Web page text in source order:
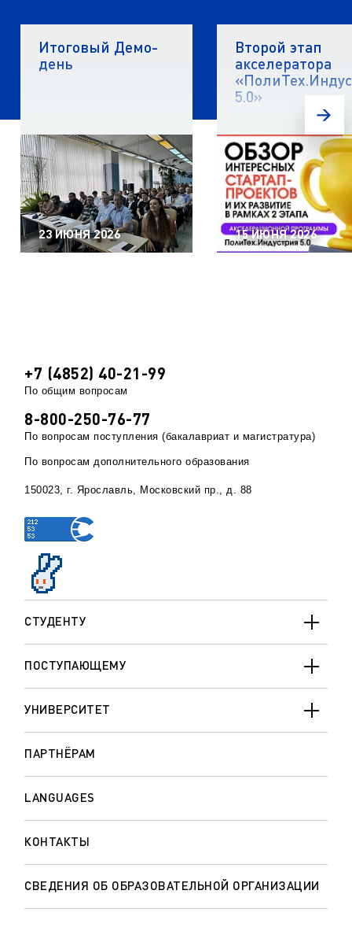
Итоговый Демо-
день
23 ИЮНЯ 2026
Второй этап
акселератора
5.0»
15 ИЮНЯ 2026
СТУДЕНТУ
ПОСТУПАЮЩЕМУ
УНИВЕРСИТЕТ
ПАРТНЁРАМ
LANGUAGES
КОНТАКТЫ
СВЕДЕНИЯ ОБ ОБРАЗОВАТЕЛЬНОЙ ОРГАНИЗАЦИИ
+7 (4852) 40-21-99
По общим вопросам
8-800-250-76-77
По вопросам поступления (бакалавриат и магистратура)
По вопросам дополнительного образования
150023, г. Ярославль, Московский пр., д. 88